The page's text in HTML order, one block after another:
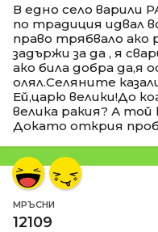
В едно село варили
по традиция идвал
право трябвало ако
задържи за да , я
ако била добра да,я
олял.Селяните
Ей,царю велики!До
велика ракия? А той
Докато открия
МРЪСНИ
12109